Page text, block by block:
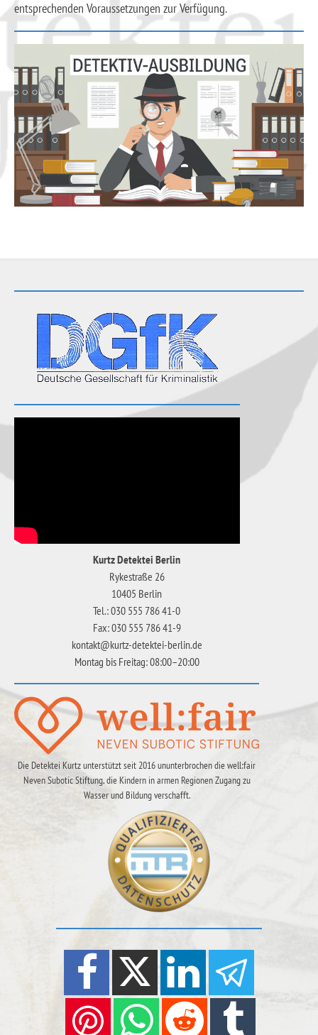
entsprechenden Voraussetzungen zur Verfügung.
Kurtz Detektei Berlin
Rykestraße 26
10405 Berlin
Tel.: 030 555 786 41-0
Fax: 030 555 786 41-9
kontakt@kurtz-detektei-berlin.de
Montag bis Freitag: 08:00–20:00
Die Detektei Kurtz unterstützt seit 2016 ununterbrochen die well:fair
Neven Subotic Stiftung, die Kindern in armen Regionen Zugang zu
Wasser und Bildung verschafft.